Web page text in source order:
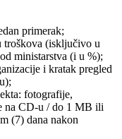
primerak;
troškova (isključivo u
ministarstva (i u %);
i kratak pregled
fotografije,
na CD-u / do 1 MB ili
(7) dana nakon